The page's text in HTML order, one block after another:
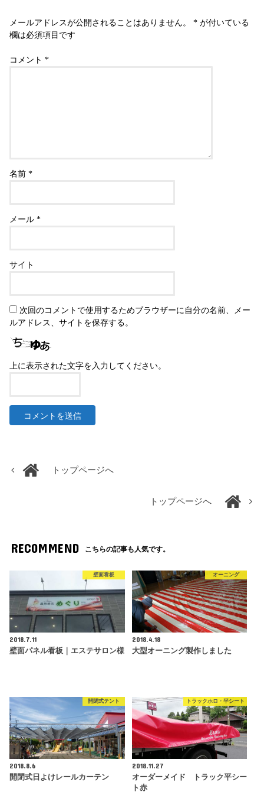
メールアドレスが公開されることはありません。 * が付いている
欄は必須項目です
コメント*
名前*
メール*
サイト
次回のコメントで使用するためブラウザーに自分の名前、メー
ルアドレス、サイトを保存する。
上に表示された文字を入力してください。
トップページへ
トップページへ
RECOMMEND こちらの記事も人気です。
壁面看板
2018.7.11
壁面パネル看板｜エステサロン様
オーニング
2018.4.18
大型オーニング製作しました
開閉式テント
2018.8.6
開閉式日よけレールカーテン
トラックホロ・平シート
2018.11.27
オーダーメイド トラック平シー
ト赤